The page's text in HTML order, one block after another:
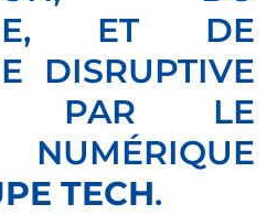
ET DE
DISRUPTIVE
PAR LE
TECH.